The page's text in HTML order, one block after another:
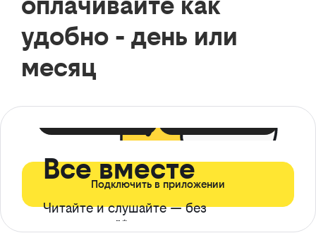
удобно - день или
месяц
Все вместе
Читайте и слушайте — без
ограничений*
Подключить в приложении